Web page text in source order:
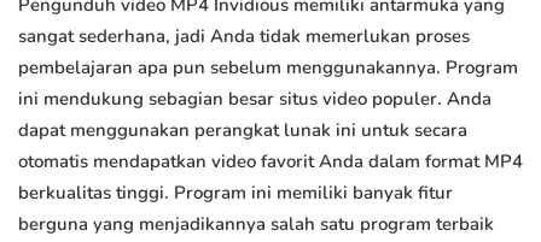
Pengunduh video MP4 Invidious memiliki antarmuka yang
sangat sederhana, jadi Anda tidak memerlukan proses
pembelajaran apa pun sebelum menggunakannya. Program
ini mendukung sebagian besar situs video populer. Anda
dapat menggunakan perangkat lunak ini untuk secara
otomatis mendapatkan video favorit Anda dalam format MP4
berkualitas tinggi. Program ini memiliki banyak fitur
berguna yang menjadikannya salah satu program terbaik